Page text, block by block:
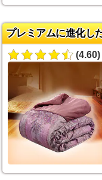
プレミアムに進化し
(4.60)